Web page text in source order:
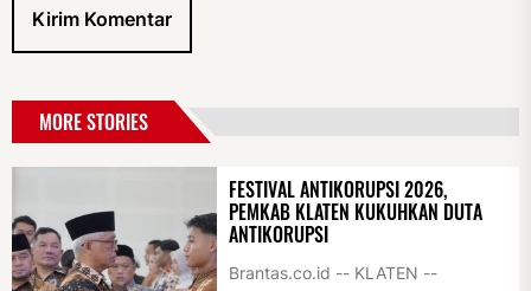
MORE STORIES
FESTIVAL ANTIKORUPSI 2026,
PEMKAB KLATEN KUKUHKAN DUTA
ANTIKORUPSI
Brantas.co.id -- KLATEN --